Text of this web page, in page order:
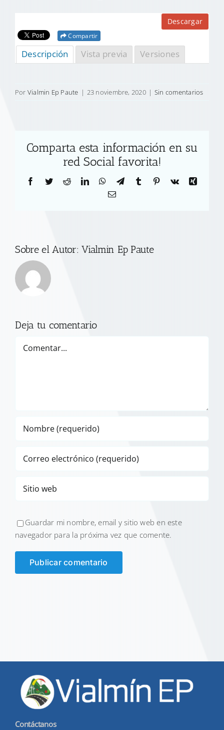
Descargar
Compartir
Descripción Vista previa Versiones
Por Vialmin Ep Paute | 23 noviembre, 2020 | Sin comentarios
Comparta esta información en su
red Social favorita!
Facebook
TwitterRedditLinkedInWhatsApp
TelegramTumblr Pinterest
Vk
Xing
Correo
Sobre el Autor:Vialmin Ep Paute
Deja tu comentario
Guardar mi nombre, email y sitio web en este
navegador para la próxima vez que comente.
Contáctanos